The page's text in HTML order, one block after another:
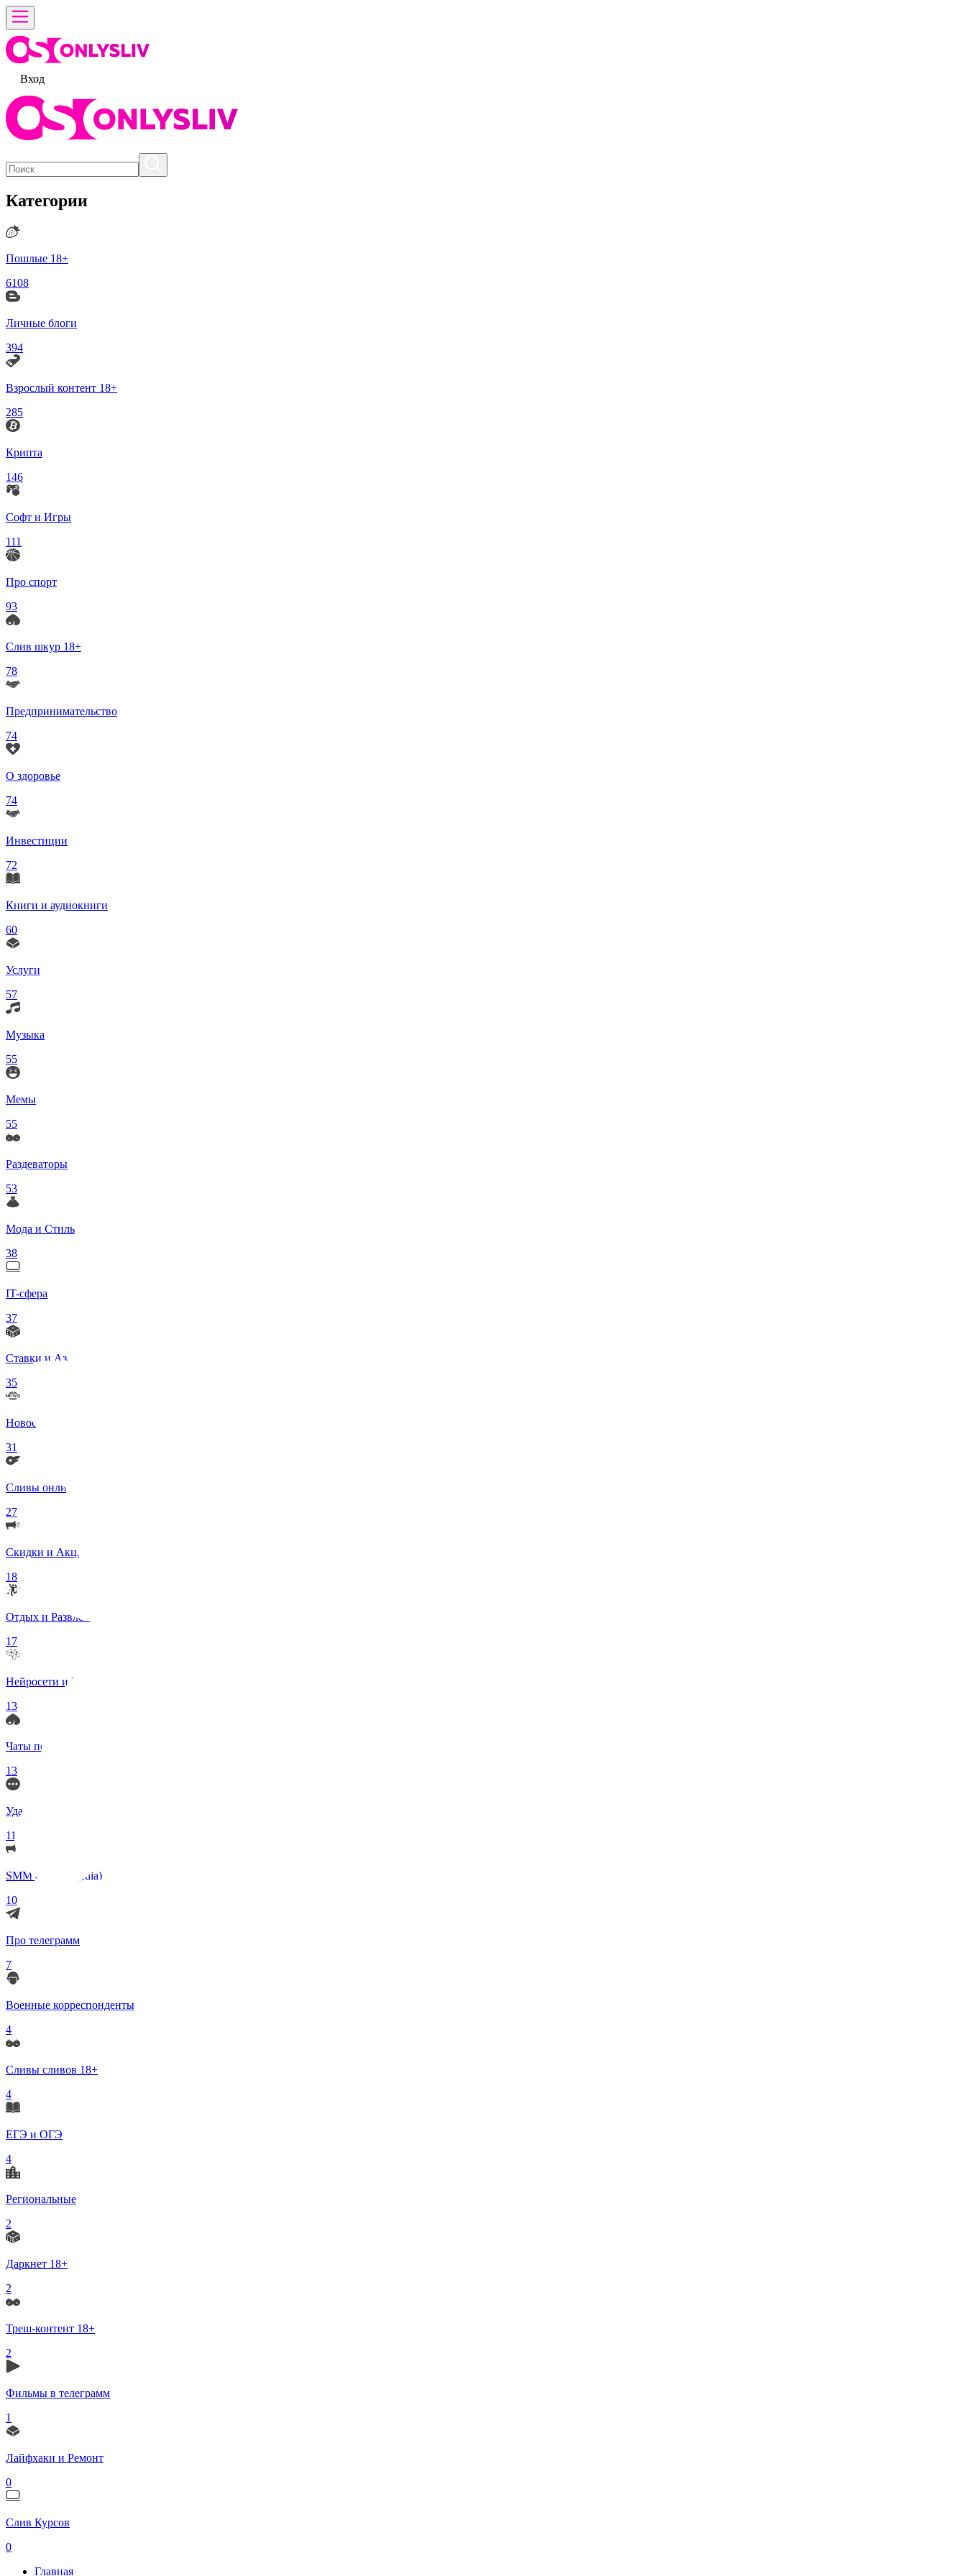
Вход
Категории
Пошлые 18+
6108
Личные блоги
394
Взрослый контент 18+
285
Крипта
146
Софт и Игры
111
Про спорт
93
Слив шкур 18+
78
Предпринимательство
74
О здоровье
74
Инвестиции
72
Книги и аудиокниги
60
Услуги
57
Музыка
55
Мемы
55
Раздеваторы
53
Мода и Стиль
38
IT-сфера
37
Ставки и Азартные игры
35
Новости в мире
31
Сливы онлифанс моделей 18+
27
Скидки и Акции
18
Отдых и Развлечения
17
Нейросети и ИИ
13
Чаты по интересам
13
Удаленка (Работа)
11
SMM (Social Media)
10
Про телеграмм
7
Военные корреспонденты
4
Сливы сливов 18+
4
ЕГЭ и ОГЭ
4
Региональные
2
Даркнет 18+
2
Треш-контент 18+
2
Фильмы в телеграмм
1
Лайфхаки и Ремонт
0
Слив Курсов
0
Главная